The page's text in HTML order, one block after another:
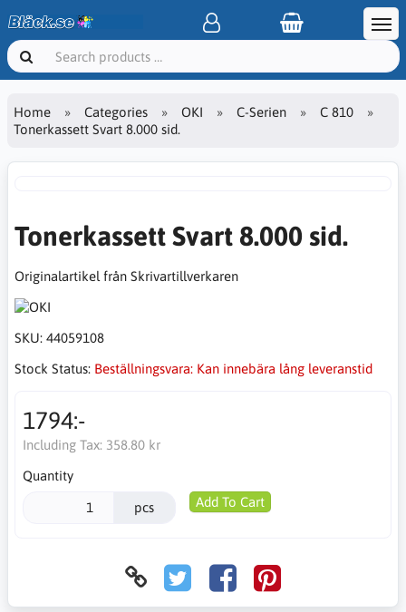
Home Categories OKI C-Serien
C 810
Tonerkassett Svart 8.000 sid.
Tonerkassett Svart 8.000 sid.
Originalartikel från Skrivartillverkaren
SKU: 44059108
Stock Status: Beställningsvara: Kan innebära lång leveranstid
1794:-
Including Tax: 358.80 kr
Quantity
pcs Add To Cart